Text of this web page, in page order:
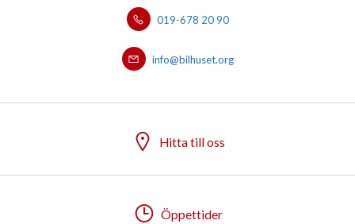
019-678 20 90
info@bilhuset.org
Hitta till oss
Öppettider